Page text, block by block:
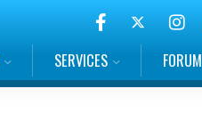
SERVICES FORUM